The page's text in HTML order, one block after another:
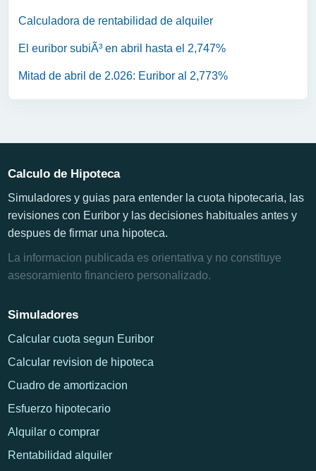
Calculadora de rentabilidad de alquiler
El euribor subiÃ³ en abril hasta el 2,747%
Mitad de abril de 2.026: Euribor al 2,773%
Calculo de Hipoteca
Simuladores y guias para entender la cuota hipotecaria, las
revisiones con Euribor y las decisiones habituales antes y
despues de firmar una hipoteca.
La informacion publicada es orientativa y no constituye
asesoramiento financiero personalizado.
Simuladores
Calcular cuota segun Euribor
Calcular revision de hipoteca
Cuadro de amortizacion
Esfuerzo hipotecario
Alquilar o comprar
Rentabilidad alquiler